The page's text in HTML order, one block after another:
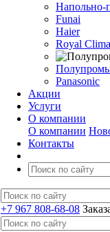
Напольно-
Funai
Haier
Royal Clima
Panasonic
Акции
Услуги
О компании
О компании
Контакты
+7 967 808-68-08